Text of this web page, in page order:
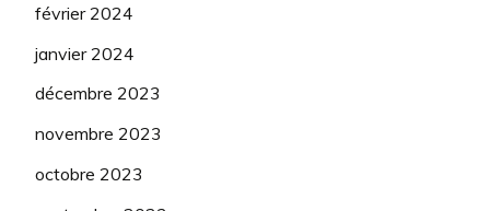
février 2024
janvier 2024
décembre 2023
novembre 2023
octobre 2023